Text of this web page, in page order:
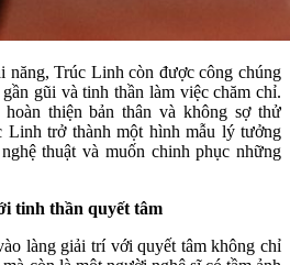
năng, Trúc Linh còn được công chúng
gũi và tinh thần làm việc chăm chỉ.
thiện bản thân và không sợ thử
Linh trở thành một hình mẫu lý tưởng
thuật và muốn chinh phục những
tinh thần quyết tâm
làng giải trí với quyết tâm không chỉ